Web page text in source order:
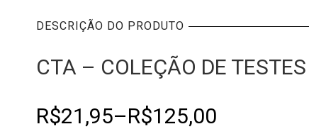
DESCRIÇÃO DO PRODUTO
CTA – COLEÇÃO DE
R$21,95–R$125,00